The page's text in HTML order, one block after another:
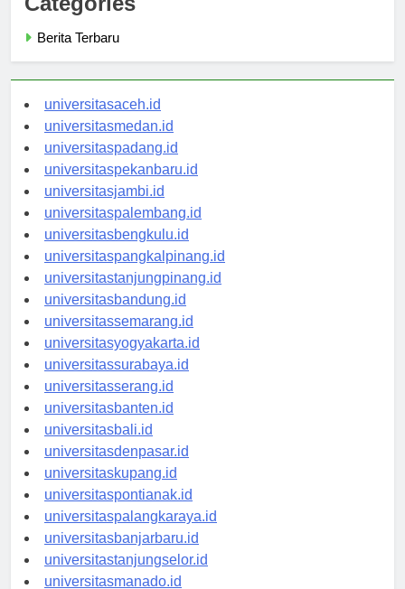
Categories
universitasaceh.id
universitasmedan.id
universitaspadang.id
universitaspekanbaru.id
universitasjambi.id
universitaspalembang.id
universitasbengkulu.id
universitaspangkalpinang.id
universitastanjungpinang.id
universitasbandung.id
universitassemarang.id
universitasyogyakarta.id
universitassurabaya.id
universitasserang.id
universitasbanten.id
universitasbali.id
universitasdenpasar.id
universitaskupang.id
universitaspontianak.id
universitaspalangkaraya.id
universitasbanjarbaru.id
universitastanjungselor.id